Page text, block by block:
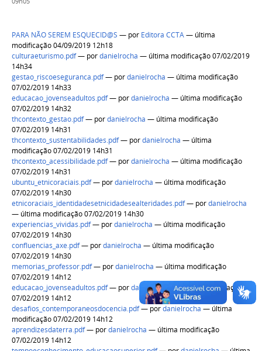
PARA NÃO SEREM ESQUECID@S — por Editora CCTA— última
modificação 04/09/2019 12h18
culturaeturismo.pdf— pordanielrocha — última modificação 07/02/2019
14h34
gestao_riscoeseguranca.pdf— pordanielrocha — última modificação
07/02/2019 14h33
educacao_jovenseadultos.pdf— pordanielrocha — última modificação
07/02/2019 14h32
thcontexto_gestao.pdf— pordanielrocha — última modificação
07/02/2019 14h31
thcontexto_sustentabilidades.pdf— pordanielrocha — última
modificação 07/02/2019 14h31
thcontexto_acessibilidade.pdf— pordanielrocha — última modificação
07/02/2019 14h31
ubuntu_etnicoraciais.pdf— pordanielrocha — última modificação
07/02/2019 14h30
etnicoraciais_identidadesetnicidadesealteridades.pdf— pordanielrocha
— última modificação 07/02/2019 14h30
experiencias_vividas.pdf— pordanielrocha — última modificação
07/02/2019 14h30
confluencias_axe.pdf— pordanielrocha — última modificação
07/02/2019 14h30
memorias_professor.pdf— pordanielrocha — última modificação
07/02/2019 14h12
educacao_jovenseadultos.pdf— pordanielrocha
— última modificação
07/02/2019 14h12
desafios_contemporaneosdocencia.pdf— pordanielrocha — última
modificação 07/02/2019 14h12
aprendizesdaterra.pdf— pordanielrocha — última modificação
07/02/2019 14h12